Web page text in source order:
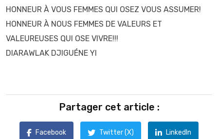
HONNEUR À VOUS FEMMES QUI OSEZ VOUS ASSUMER!
HONNEUR À NOUS FEMMES DE VALEURS ET
VALEUREUSES QUI OSE VIVRE!!!
DIARAWLAK DJIGUÉNE YI
Partager cet article :
Facebook Twitter (X) LinkedIn